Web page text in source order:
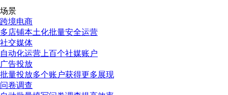
场景
跨境电商
多店铺本土化批量安全运营
社交媒体
自动化运营上百个社媒账户
广告投放
批量投放多个账户获得更多展现
问卷调查